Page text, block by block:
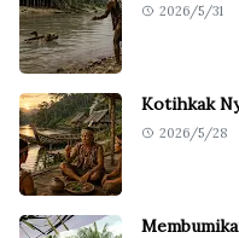
2026/5/31
Kotihkak
2026/5/28